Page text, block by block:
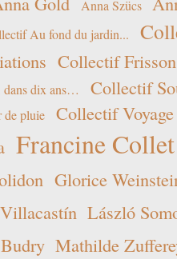
Anna Szücs
Au fond du jardin...
Collectif
dans dix ans… Collectif
pluie Collectif
Francine Collet
Glorice
László
Mathilde